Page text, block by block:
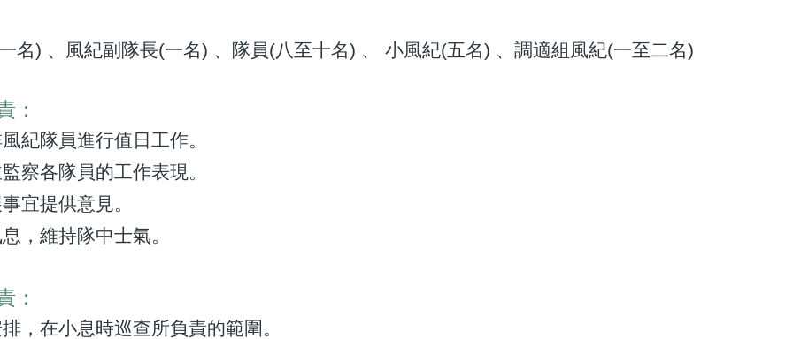
名) 、風紀副隊長(一名) 、隊員(八至十名) 、 小風紀(五名) 、調適組風紀(一至二名)
：
紀隊員進行值日工作。
察各隊員的工作表現。
宜提供意見。
，維持隊中士氣。
：
，在小息時巡查所負責的範圍。